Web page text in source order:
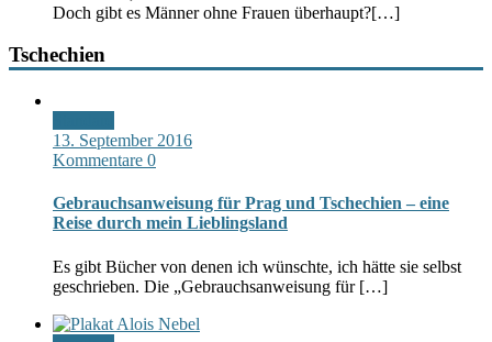
Doch gibt es Männer ohne Frauen überhaupt?[…]
Tschechien
13. September 2016
Kommentare 0
Gebrauchsanweisung für Prag und Tschechien – eine
Reise durch mein Lieblingsland
Es gibt Bücher von denen ich wünschte, ich hätte sie selbst
geschrieben. Die „Gebrauchsanweisung für […]